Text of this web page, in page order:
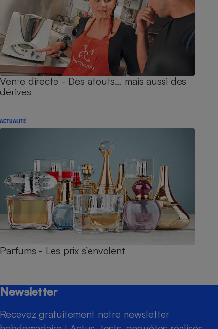
Vente directe - Des atouts… mais aussi des
dérives
ACTUALITÉ
Parfums - Les prix s’envolent
Newsletter
Recevez gratuitement notre newsletter